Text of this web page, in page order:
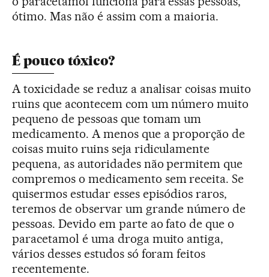
ótimo. Mas não é assim com a maioria.
É pouco tóxico?
A toxicidade se reduz a analisar coisas muito
ruins que acontecem com um número muito
pequeno de pessoas que tomam um
medicamento. A menos que a proporção de
coisas muito ruins seja ridiculamente
pequena, as autoridades não permitem que
compremos o medicamento sem receita. Se
quisermos estudar esses episódios raros,
teremos de observar um grande número de
pessoas. Devido em parte ao fato de que o
paracetamol é uma droga muito antiga,
vários desses estudos só foram feitos
recentemente.